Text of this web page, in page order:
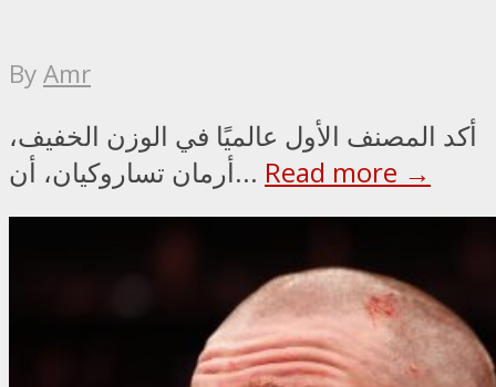
ByAmr
أكد المصنف الأول عالميًا في الوزن الخفيف،
أرمان تساروكيان، أن... Read more →